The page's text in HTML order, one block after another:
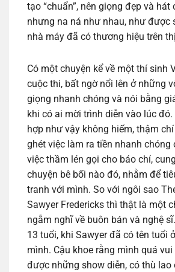
tạo “chuẩn”, nên giọng đẹp và hát
nhưng na ná như nhau, như được
nhà máy đã có thương hiệu trên
Có một chuyện kể về một thí sinh
cuộc thi, bất ngờ nổi lên ở những
giọng nhanh chóng và nói bằng
khi có ai mời trình diễn vào lúc
hợp như vậy không hiếm, thậm
ghét việc làm ra tiền nhanh chóng
việc thầm lén gọi cho báo chí,
chuyện bê bối nào đó, nhằm để
tranh với mình. So với ngôi sao
Sawyer Fredericks thì thật là một
ngẫm nghĩ về buôn bán và nghệ
13 tuổi, khi Sawyer đã có tên tuổi
mình. Cậu khoe rằng mình quá
được những show diễn, có thù lao